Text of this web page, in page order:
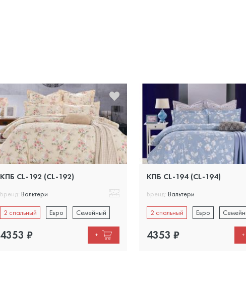
КПБ CL-192 (CL-192)
Бренд: Вальтери
2 спальный Евро Семейный
4353 ₽ +
КПБ CL-194 (CL-194)
Бренд: Вальтери
2 спальный Евро
4353 ₽ +